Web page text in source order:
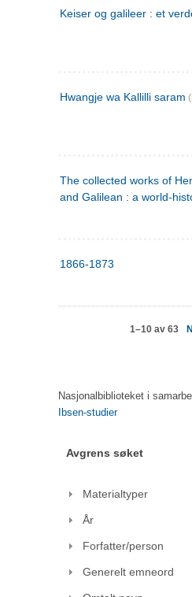
Keiser og galileer : et
Hwangje wa Kallilli saram
The collected works of
and Galilean : a world-
1866-1873
1–10 av 63
Nasjonalbiblioteket i
Ibsen-studier
Avgrens søket
Materialtyper
År
Forfatter/person
Generelt emneord